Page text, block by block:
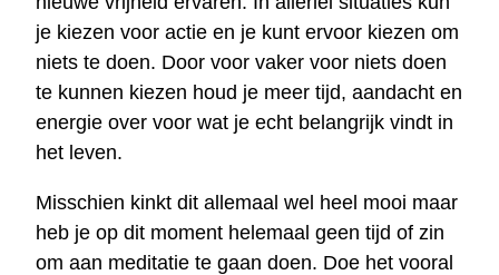
je kiezen voor actie en je kunt ervoor kiezen om
niets te doen. Door voor vaker voor niets doen
te kunnen kiezen houd je meer tijd, aandacht en
energie over voor wat je echt belangrijk vindt in
het leven.
Misschien kinkt dit allemaal wel heel mooi maar
heb je op dit moment helemaal geen tijd of zin
om aan meditatie te gaan doen. Doe het vooral